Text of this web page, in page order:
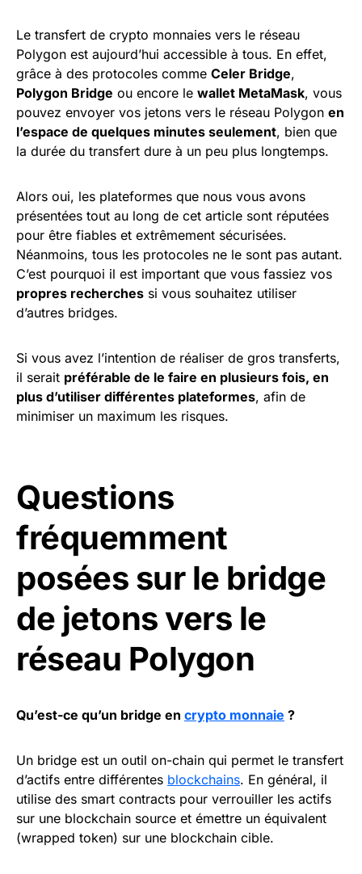
Le transfert de crypto monnaies vers le réseau
Polygon est aujourd’hui accessible à tous. En effet,
grâce à des protocoles comme Celer Bridge,
Polygon Bridge ou encore le wallet MetaMask, vous
pouvez envoyer vos jetons vers le réseau Polygon en
l’espace de quelques minutes seulement, bien que
la durée du transfert dure à un peu plus longtemps.
Alors oui, les plateformes que nous vous avons
présentées tout au long de cet article sont réputées
pour être fiables et extrêmement sécurisées.
Néanmoins, tous les protocoles ne le sont pas autant.
C’est pourquoi il est important que vous fassiez vos
propres recherches si vous souhaitez utiliser
d’autres bridges.
Si vous avez l’intention de réaliser de gros transferts,
il serait préférable de le faire en plusieurs fois, en
plus d’utiliser différentes plateformes, afin de
minimiser un maximum les risques.
Questions
fréquemment
posées sur le bridge
de jetons vers le
réseau Polygon
Qu’est-ce qu’un bridge en crypto monnaie ?
Un bridge est un outil on-chain qui permet le transfert
d’actifs entre différentes blockchains. En général, il
utilise des smart contracts pour verrouiller les actifs
sur une blockchain source et émettre un équivalent
(wrapped token) sur une blockchain cible.